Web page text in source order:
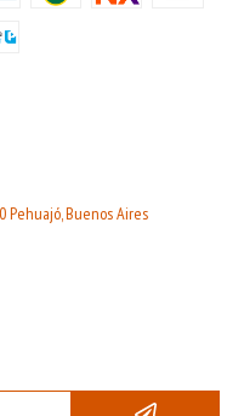
Pehuajó, Buenos Aires